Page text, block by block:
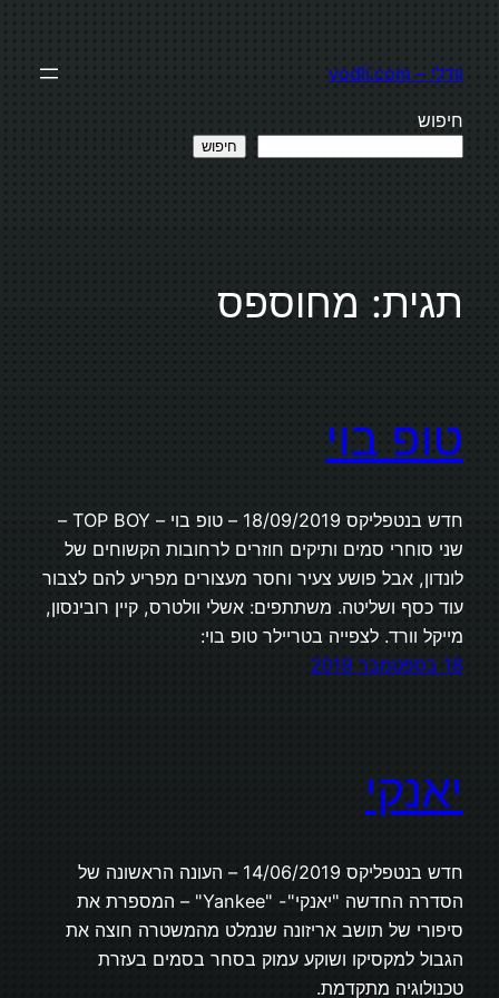
וודלי – vodli.com
חיפוש
חיפוש
תגית: מחוספס
טופ בוי
חדש בנטפליקס 18/09/2019 – טופ בוי – TOP BOY –
שני סוחרי סמים ותיקים חוזרים לרחובות הקשוחים של
לונדון, אבל פושע צעיר וחסר מעצורים מפריע להם לצבור
עוד כסף ושליטה. משתתפים: אשלי וולטרס, קיין רובינסון,
מייקל וורד. לצפייה בטריילר טופ בוי:
18 בספטמבר 2019
יאנקי
חדש בנטפליקס 14/06/2019 – העונה הראשונה של
הסדרה החדשה "יאנקי"- "Yankee" – המספרת את
סיפורי של תושב אריזונה שנמלט מהמשטרה חוצה את
הגבול למקסיקו ושוקע עמוק בסחר בסמים בעזרת
טכנולוגיה מתקדמת.